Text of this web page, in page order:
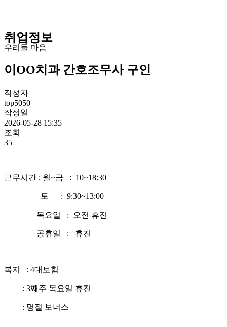
취업정보
우리들 마음
이OO치과 간호조무사 구인
작성자
top5050
작성일
2026-05-28 15:35
조회
35
근무시간 ; 월~금 : 10~18:30
토 : 9:30~13:00
목요일 : 오전 휴진
공휴일 : 휴진
복지 : 4대보험
: 3째주 목요일 휴진
: 명절 보너스